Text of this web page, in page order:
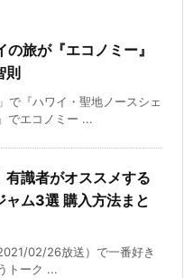
の旅が『エコノミー』
則
で『ハワイ・聖地ノースシェ
でエコノミー ...
有識者がオススメする
ャム3選 購入方法まと
02/26放送）で一番好き
トーク ...